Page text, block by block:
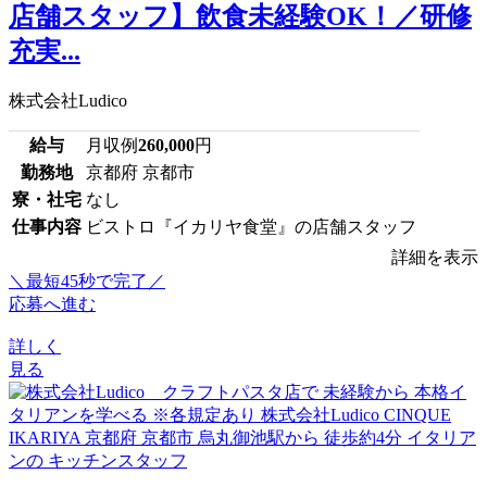
店舗スタッフ】飲食未経験OK！／研修
充実...
株式会社Ludico
給与 月収例260,000円
勤務地
京都府 京都市
寮・社宅 なし
仕事内容 ビストロ『イカリヤ食堂』の店舗スタッフ
詳細を表示
＼最短45秒で完了／
応募へ進む
詳しく
見る